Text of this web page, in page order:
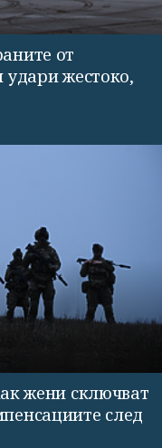
от
удари жестоко,
жени сключват
след